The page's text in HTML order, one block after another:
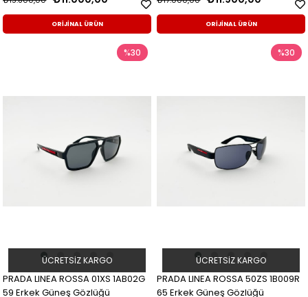
ORİJİNAL ÜRÜN ORİJİNAL ÜRÜN
PRADA LINEA ROSSA 01XS 1AB02G
59 Erkek Güneş Gözlüğü
%30
ÜCRETSIZ KARGO
PRADA LINEA ROSSA 50ZS 1B009R
65 Erkek Güneş Gözlüğü
%30
ÜCRETSIZ KARGO